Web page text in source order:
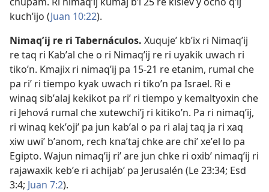
kuchʼijo (Juan 10:22).
Nimaqʼij re ri Tabernáculos. Xuqujeʼ kbʼix ri Nimaqʼij
re taq ri Kabʼal che o ri Nimaqʼij re ri uyakik uwach ri
tikoʼn. Kmajix ri nimaqʼij pa 15-21 re etanim, rumal che
pa riʼ ri tiempo kyak uwach ri tikoʼn pa Israel. Ri e
winaq sibʼalaj kekikot pa riʼ ri tiempo y kemaltyoxin che
ri Jehová rumal che xutewchiʼj ri kitikoʼn. Pa ri nimaqʼij,
ri winaq kekʼojiʼ pa jun kabʼal o pa ri alaj taq ja ri xaq
xiw uwiʼ bʼanom, rech knaʼtaj chke are chiʼ xeʼel lo pa
Egipto. Wajun nimaqʼij riʼ are jun chke ri oxibʼ nimaqʼij ri
rajawaxik kebʼe ri achijabʼ pa Jerusalén (Le 23:34; Esd
3:4; Juan 7:2).